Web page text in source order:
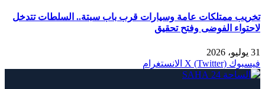
تخريب ممتلكات عامة وسيارات قرب باب سبتة.. السلطات تتدخل
لاحتواء الفوضى وفتح تحقيق
31 يوليو، 2026
فيسبوك X (Twitter) الانستغرام